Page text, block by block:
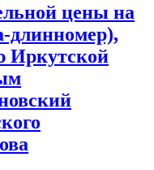
цены на
длинномер),
Иркутской